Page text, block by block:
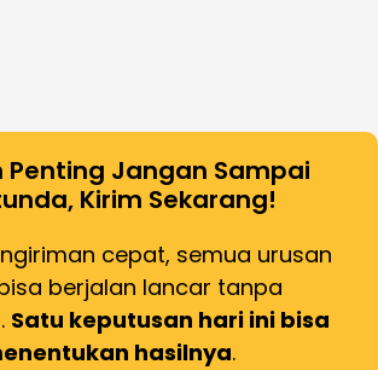
Penting Jangan Sampai
Kirim Sekarang!
cepat, semua urusan
berjalan lancar tanpa
Satu keputusan hari ini bisa
hasilnya.